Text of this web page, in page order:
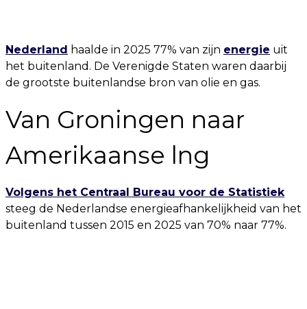
Nederland haalde in 2025 77% van zijn energie uit
het buitenland. De Verenigde Staten waren daarbij
de grootste buitenlandse bron van olie en gas.
Van Groningen naar
Amerikaanse lng
Volgens het Centraal Bureau voor de Statistiek
steeg de Nederlandse energieafhankelijkheid van het
buitenland tussen 2015 en 2025 van 70% naar 77%.